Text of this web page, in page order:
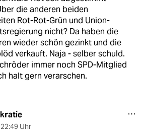
die anderen beiden
Rot-Rot-Grün und Union-
nicht? Da haben die
wieder schön gezinkt und die
verkauft. Naja - selber schuld.
immer noch SPD-Mitglied
halt gern verarschen.
22:49 Uhr